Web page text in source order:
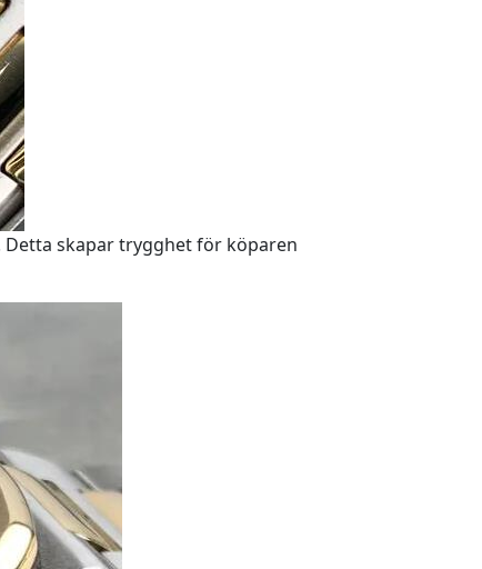
skapar trygghet för köparen